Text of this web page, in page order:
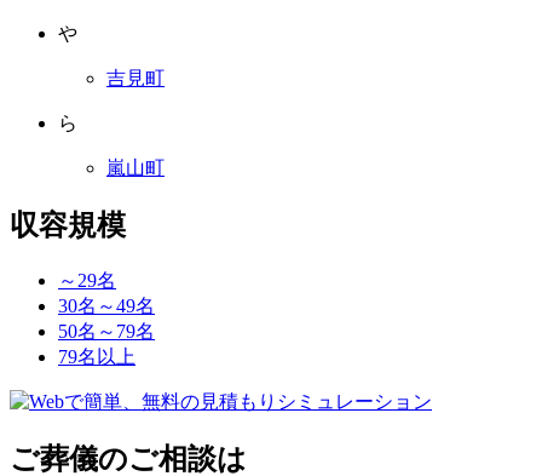
や
吉見町
ら
嵐山町
収容規模
～29名
30名～49名
50名～79名
79名以上
ご葬儀のご相談は